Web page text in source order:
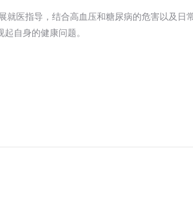
医指导，结合高血压和糖尿病的危害以及
自身的健康问题。